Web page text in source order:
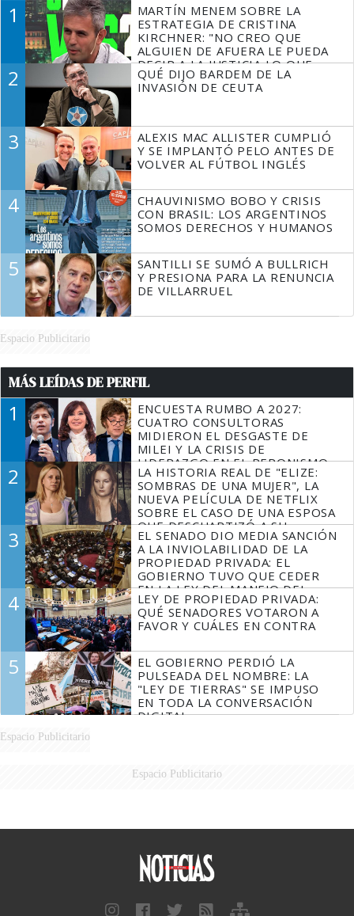
1
MARTÍN MENEM SOBRE LA
ESTRATEGIA DE CRISTINA
KIRCHNER: "NO CREO QUE
ALGUIEN DE AFUERA LE PUEDA
DECIR A LA JUSTICIA LO QUE
TIENE QUE HACER"
2
QUÉ DIJO BARDEM DE LA
INVASIÓN DE CEUTA
3
ALEXIS MAC ALLISTER CUMPLIÓ
Y SE IMPLANTÓ PELO ANTES DE
VOLVER AL FÚTBOL INGLÉS
4
CHAUVINISMO BOBO Y CRISIS
CON BRASIL: LOS ARGENTINOS
SOMOS DERECHOS Y HUMANOS
5
SANTILLI SE SUMÓ A BULLRICH
Y PRESIONA PARA LA RENUNCIA
DE VILLARRUEL
Espacio Publicitario
MÁS LEÍDAS DE PERFIL
1
ENCUESTA RUMBO A 2027:
CUATRO CONSULTORAS
MIDIERON EL DESGASTE DE
MILEI Y LA CRISIS DE
LIDERAZGO EN EL PERONISMO
2
LA HISTORIA REAL DE "ELIZE:
SOMBRAS DE UNA MUJER", LA
NUEVA PELÍCULA DE NETFLIX
SOBRE EL CASO DE UNA ESPOSA
QUE DESCUARTIZÓ A SU
MARIDO
3
EL SENADO DIO MEDIA SANCIÓN
A LA INVIOLABILIDAD DE LA
PROPIEDAD PRIVADA: EL
GOBIERNO TUVO QUE CEDER
EN LA LEY DEL MANEJO DEL
FUEGO
4
LEY DE PROPIEDAD PRIVADA:
QUÉ SENADORES VOTARON A
FAVOR Y CUÁLES EN CONTRA
5
EL GOBIERNO PERDIÓ LA
PULSEADA DEL NOMBRE: LA
"LEY DE TIERRAS" SE IMPUSO
EN TODA LA CONVERSACIÓN
DIGITAL
Espacio Publicitario
Espacio Publicitario